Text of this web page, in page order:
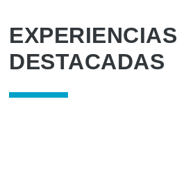
EXPERIENCIAS
DESTACADAS